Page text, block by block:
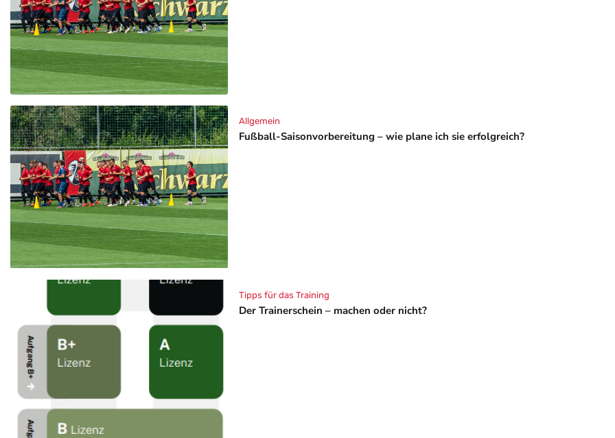
Fußball-Saisonvorbereitung – wie plane ich sie erfolgreich?
Allgemein
Der Trainerschein – machen oder nicht?
Tipps für das Training